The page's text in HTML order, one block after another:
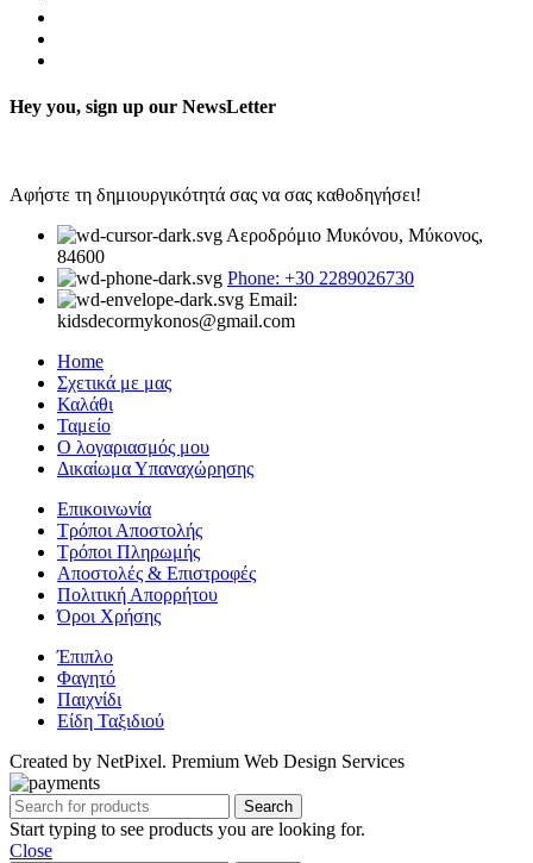
Hey you, sign up our NewsLetter
Αφήστε τη δημιουργικότητά σας να σας καθοδηγήσει!
Αεροδρόμιο Μυκόνου, Μύκονος,
84600
Phone: +30 2289026730
Email:
kidsdecormykonos@gmail.com
Home
Σχετικά με μας
Καλάθι
Ταμείο
Ο λογαριασμός μου
Δικαίωμα Υπαναχώρησης
Επικοινωνία
Τρόποι Αποστολής
Τρόποι Πληρωμής
Αποστολές & Επιστροφές
Πολιτική Απορρήτου
Όροι Χρήσης
Έπιπλο
Φαγητό
Παιχνίδι
Είδη Ταξιδιού
Created by NetPixel. Premium Web Design Services
Search
Start typing to see products you are looking for.
Close